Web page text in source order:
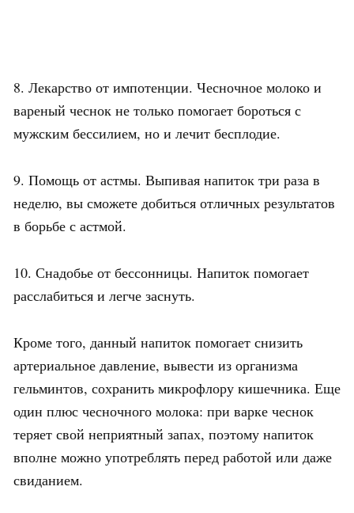
8. Лекарство от импотенции. Чесночное молоко и
вареный чеснок не только помогает бороться с
мужским бессилием, но и лечит бесплодие.
9. Помощь от астмы. Выпивая напиток три раза в
неделю, вы сможете добиться отличных результатов
в борьбе с астмой.
10. Снадобье от бессонницы. Напиток помогает
расслабиться и легче заснуть.
Кроме того, данный напиток помогает снизить
артериальное давление, вывести из организма
гельминтов, сохранить микрофлору кишечника. Еще
один плюс чесночного молока: при варке чеснок
теряет свой неприятный запах, поэтому напиток
вполне можно употреблять перед работой или даже
свиданием.